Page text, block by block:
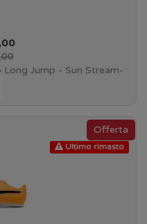
Jump - Sun Stream-
- 311982 01
Ultimo rimasto